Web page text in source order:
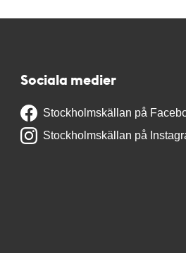
Sociala medier
Stockholmskällan på
Stockholmskällan på